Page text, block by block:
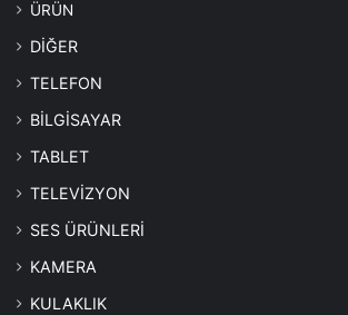
ÜRÜN
DİĞER
TELEFON
BİLGİSAYAR
TABLET
TELEVİZYON
SES ÜRÜNLERİ
KAMERA
KULAKLIK